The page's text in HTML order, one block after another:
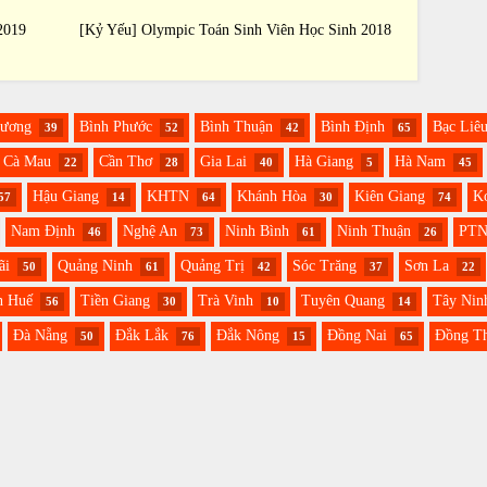
[Kỷ Yếu] Olympic Toán Sinh Viên Học Sinh 2018
39 Bình Phước 52 Bình Thuận 42 Bình Định 65 Bạc Liêu
Cà Mau 22 Cần Thơ 28 Gia Lai 40 Hà Giang 5 Hà Nam 45
Hậu Giang 14 KHTN 64 Khánh Hòa 30 Kiên Giang 74
Nam Định 46 Nghệ An 73 Ninh Bình 61 Ninh Thuận 26
50 Quảng Ninh 61 Quảng Trị 42 Sóc Trăng 37 Sơn La 22
Huế 56 Tiền Giang 30 Trà Vinh 10 Tuyên Quang 14 Tây
Đà Nẵng 50 Đắk Lắk 76 Đắk Nông 15 Đồng Nai 65 Đồng